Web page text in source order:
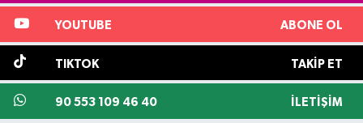
YOUTUBE ABONE OL
TIKTOK TAKIP ET
90 553 109 46 40 İLETIŞIM